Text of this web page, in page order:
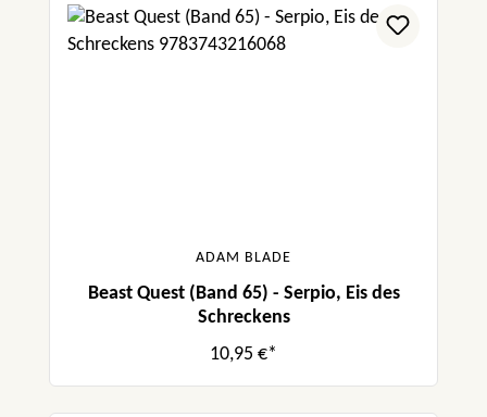
ADAM BLADE
Beast Quest (Band 65) - Serpio, Eis des
Schreckens
10,95 €*